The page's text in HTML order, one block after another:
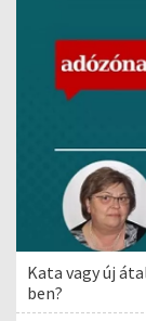
Kata vagy új
ben?